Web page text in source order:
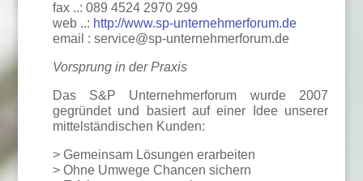
fax ..: 089 4524 2970 299
web ..: http://www.sp-unternehmerforum.de
email : service@sp-unternehmerforum.de
Vorsprung in der Praxis
Das S&P Unternehmerforum wurde 2007
gegründet und basiert auf einer Idee unserer
mittelständischen Kunden:
> Gemeinsam Lösungen erarbeiten
> Ohne Umwege Chancen sichern